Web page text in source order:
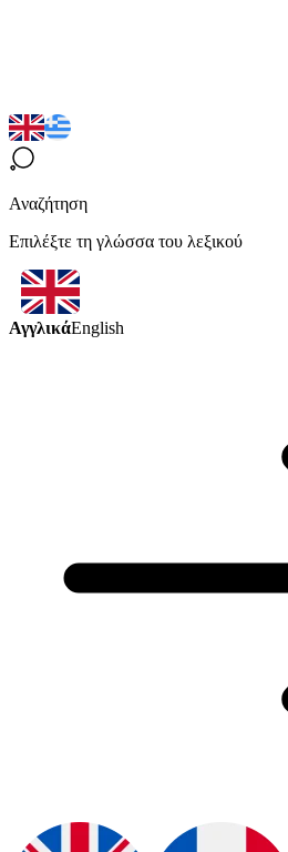
Αναζήτηση
Επιλέξτε τη γλώσσα του λεξικού
ΑγγλικάEnglish